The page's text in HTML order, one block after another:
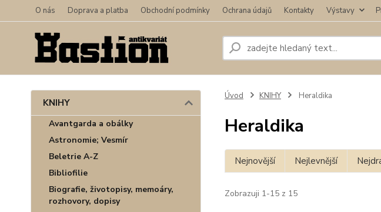
O nás Doprava a platba Obchodní podmínky Ochrana údajů Kontakty Výstavy
KNIHY
Avantgarda a obálky
Astronomie; Vesmír
Beletrie A-Z
Bibliofilie
Biografie, životopisy, memoáry,
rozhovory, dopisy
Úvod KNIHY Heraldika
Heraldika
Nejnovější Nejlevnější
Zobrazuji 1-15 z 15